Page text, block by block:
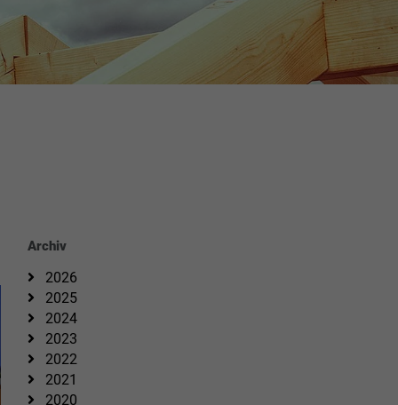
Archiv
2026
2025
2024
2023
2022
2021
2020